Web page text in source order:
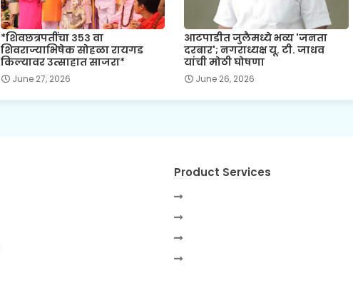
*शिवछत्रपतींचा ३५३ वा
शिवराज्याभिषेक सोहळा रायगड
किल्यावर उत्साहात साजरा*
June 27, 2026
आटपाडीत जुलैमध्ये भव्य 'जनता
दरबार'; नगराध्यक्ष यू. टी. जाधव
यांची मोठी घोषणा
June 26, 2026
Product Services